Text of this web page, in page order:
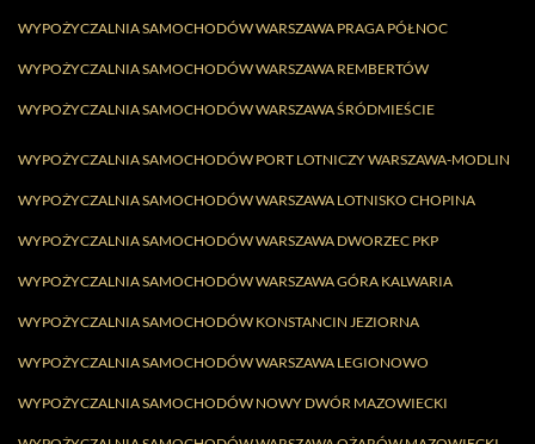
WYPOŻYCZALNIA SAMOCHODÓW WARSZAWA PRAGA PÓŁNOC
WYPOŻYCZALNIA SAMOCHODÓW WARSZAWA REMBERTÓW
WYPOŻYCZALNIA SAMOCHODÓW WARSZAWA ŚRÓDMIEŚCIE
WYPOŻYCZALNIA SAMOCHODÓW PORT LOTNICZY WARSZAWA-MODLIN
WYPOŻYCZALNIA SAMOCHODÓW WARSZAWA LOTNISKO CHOPINA
WYPOŻYCZALNIA SAMOCHODÓW WARSZAWA DWORZEC PKP
WYPOŻYCZALNIA SAMOCHODÓW WARSZAWA GÓRA KALWARIA
WYPOŻYCZALNIA SAMOCHODÓW KONSTANCIN JEZIORNA
WYPOŻYCZALNIA SAMOCHODÓW WARSZAWA LEGIONOWO
WYPOŻYCZALNIA SAMOCHODÓW NOWY DWÓR MAZOWIECKI